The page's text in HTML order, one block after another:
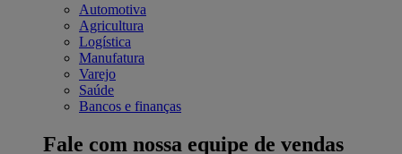
Automotiva
Agricultura
Logística
Manufatura
Varejo
Saúde
Bancos e finanças
Fale com nossa equipe de vendas